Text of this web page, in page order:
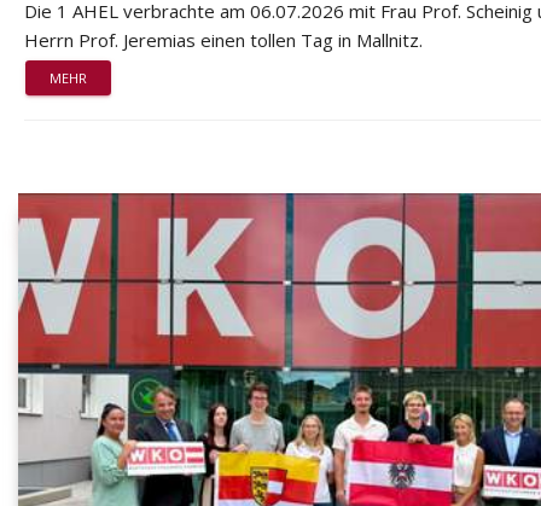
Die 1 AHEL verbrachte am 06.07.2026 mit Frau Prof. Scheinig
Herrn Prof. Jeremias einen tollen Tag in Mallnitz.
MEHR